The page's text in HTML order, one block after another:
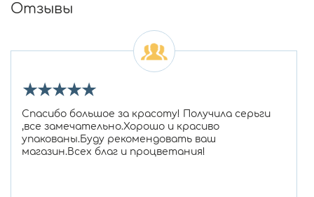
Отзывы
★★★★★
Спасибо большое за красоту! Получила серьги
,все замечательно.Хорошо и красиво
упакованы.Буду рекомендовать ваш
магазин.Всех благ и процветания!